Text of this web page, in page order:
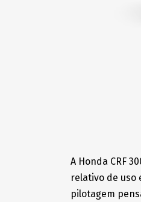
A Honda CRF
relativo de uso
pilotagem